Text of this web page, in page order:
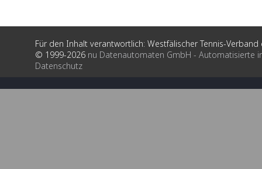
Für den Inhalt verantwortlich: Westfälischer Tennis-Verband
© 1999-2026 nu Datenautomaten GmbH - Automatisierte
Datenschutz